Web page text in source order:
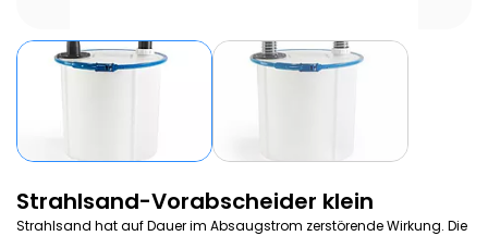
Strahlsand-Vorabscheider klein
Strahlsand hat auf Dauer im Absaugstrom zerstörende Wirkung. Die